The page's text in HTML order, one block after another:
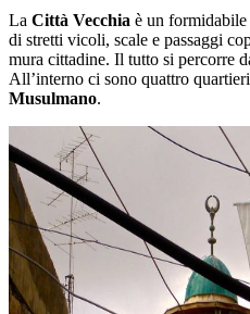
La Città Vecchia è un
di stretti vicoli, scale e passaggi
mura cittadine. Il tutto si percorre
All’interno ci sono quattro
Musulmano.